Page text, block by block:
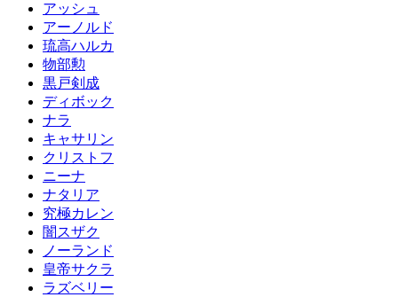
アッシュ
アーノルド
琉高ハルカ
物部勲
黒戸剣成
ディボック
ナラ
キャサリン
クリストフ
ニーナ
ナタリア
究極カレン
闇スザク
ノーランド
皇帝サクラ
ラズベリー